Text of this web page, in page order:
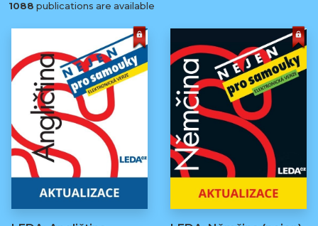
1088 publications are available